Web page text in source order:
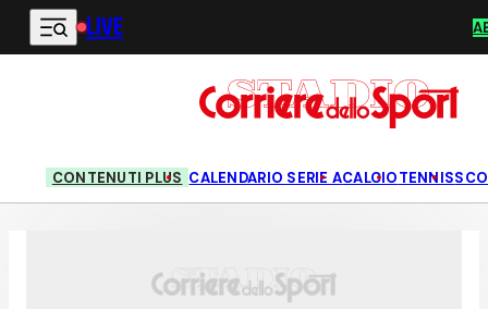
Vai al contenuto principale
LIVE
CONTENUTI PLUS CALENDARIO SERIE ACALCIOTENNIS